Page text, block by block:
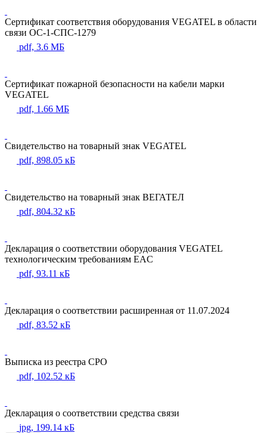
Сертификат соответствия оборудования VEGATEL в области
связи ОС-1-СПС-1279
pdf, 3.6 МБ
Сертификат пожарной безопасности на кабели марки
VEGATEL
pdf, 1.66 МБ
Свидетельство на товарный знак VEGATEL
pdf, 898.05 кБ
Свидетельство на товарный знак ВЕГАТЕЛ
pdf, 804.32 кБ
Декларация о соответствии оборудования VEGATEL
технологическим требованиям EAC
pdf, 93.11 кБ
Декларация о соответствии расширенная от 11.07.2024
pdf, 83.52 кБ
Выписка из реестра СРО
pdf, 102.52 кБ
Декларация о соответствии средства связи
jpg, 199.14 кБ